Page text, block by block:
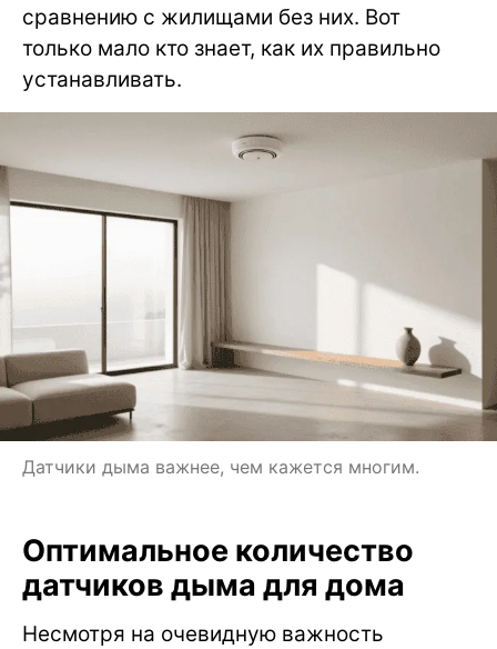
сравнению с жилищами без них. Вот
только мало кто знает, как их правильно
устанавливать.
Датчики дыма важнее, чем кажется многим.
Оптимальное количество
датчиков дыма для дома
Несмотря на очевидную важность